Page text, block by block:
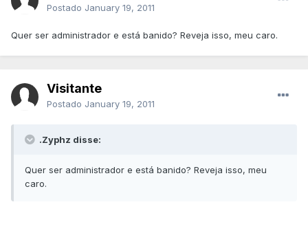
Postado January 19, 2011
Quer ser administrador e está banido? Reveja isso, meu caro.
Visitante
Postado January 19, 2011
.Zyphz disse:
Quer ser administrador e está banido? Reveja isso, meu
caro.